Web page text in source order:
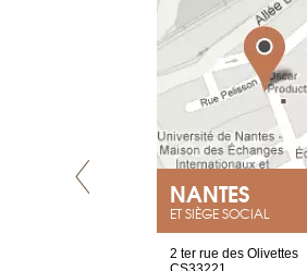
NANTES
ET SIÈGE SOCIAL
2 ter rue des Olivettes